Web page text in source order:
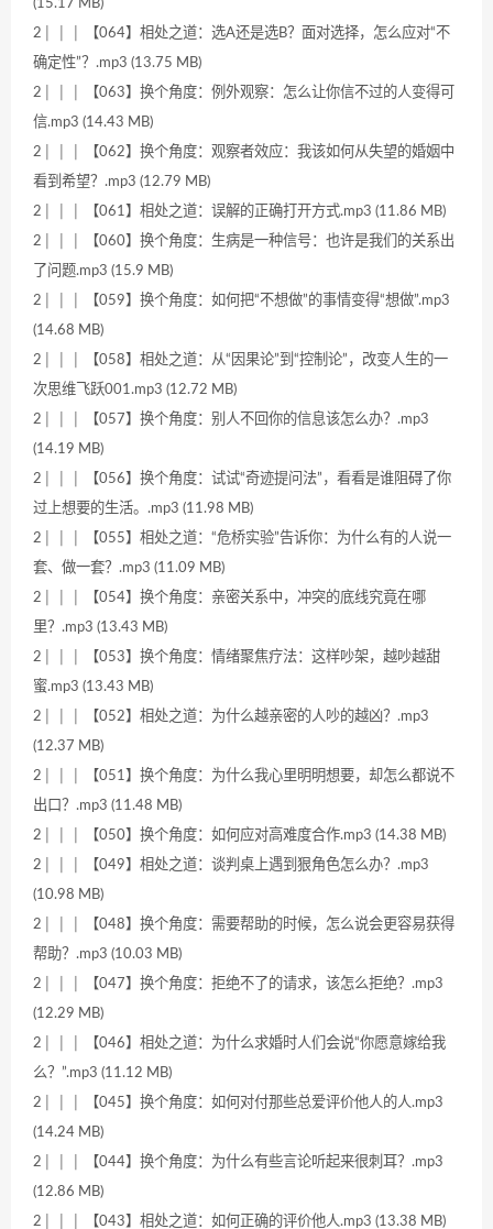
(15.17 MB)
2│ │ │ 【064】相处之道：选A还是选B？面对选择，怎么应对“不
确定性”？.mp3 (13.75 MB)
2│ │ │ 【063】换个角度：例外观察：怎么让你信不过的人变得可
信.mp3 (14.43 MB)
2│ │ │ 【062】换个角度：观察者效应：我该如何从失望的婚姻中
看到希望？.mp3 (12.79 MB)
2│ │ │ 【061】相处之道：误解的正确打开方式.mp3 (11.86 MB)
2│ │ │ 【060】换个角度：生病是一种信号：也许是我们的关系出
了问题.mp3 (15.9 MB)
2│ │ │ 【059】换个角度：如何把“不想做”的事情变得“想做”.mp3
(14.68 MB)
2│ │ │ 【058】相处之道：从“因果论”到“控制论”，改变人生的一
次思维飞跃001.mp3 (12.72 MB)
2│ │ │ 【057】换个角度：别人不回你的信息该怎么办？.mp3
(14.19 MB)
2│ │ │ 【056】换个角度：试试“奇迹提问法”，看看是谁阻碍了你
过上想要的生活。.mp3 (11.98 MB)
2│ │ │ 【055】相处之道：“危桥实验”告诉你：为什么有的人说一
套、做一套？.mp3 (11.09 MB)
2│ │ │ 【054】换个角度：亲密关系中，冲突的底线究竟在哪
里？.mp3 (13.43 MB)
2│ │ │ 【053】换个角度：情绪聚焦疗法：这样吵架，越吵越甜
蜜.mp3 (13.43 MB)
2│ │ │ 【052】相处之道：为什么越亲密的人吵的越凶？.mp3
(12.37 MB)
2│ │ │ 【051】换个角度：为什么我心里明明想要，却怎么都说不
出口？.mp3 (11.48 MB)
2│ │ │ 【050】换个角度：如何应对高难度合作.mp3 (14.38 MB)
2│ │ │ 【049】相处之道：谈判桌上遇到狠角色怎么办？.mp3
(10.98 MB)
2│ │ │ 【048】换个角度：需要帮助的时候，怎么说会更容易获得
帮助？.mp3 (10.03 MB)
2│ │ │ 【047】换个角度：拒绝不了的请求，该怎么拒绝？.mp3
(12.29 MB)
2│ │ │ 【046】相处之道：为什么求婚时人们会说“你愿意嫁给我
么？”.mp3 (11.12 MB)
2│ │ │ 【045】换个角度：如何对付那些总爱评价他人的人.mp3
(14.24 MB)
2│ │ │ 【044】换个角度：为什么有些言论听起来很刺耳？.mp3
(12.86 MB)
2│ │ │ 【043】相处之道：如何正确的评价他人.mp3 (13.38 MB)